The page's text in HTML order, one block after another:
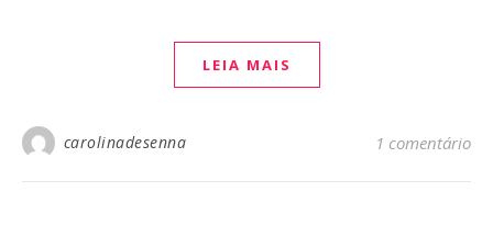
LEIA MAIS
carolinadesenna 1 comentário